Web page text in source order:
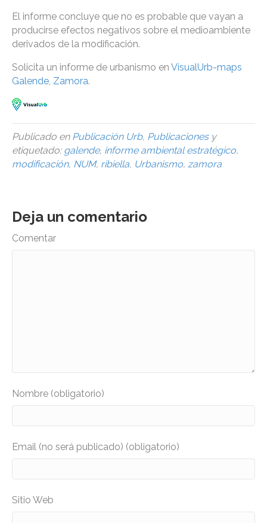
El informe concluye que no es probable que vayan a
producirse efectos negativos sobre el medioambiente
derivados de la modificación.
Solicita un informe de urbanismo en VisualUrb-maps
Galende, Zamora.
Publicado en Publicación Urb, Publicacionesy
etiquetado: galende, informe ambiental estratégico,
modificación, NUM, ribiella, Urbanismo, zamora
Deja un comentario
Comentar
Nombre (obligatorio)
Email (no será publicado) (obligatorio)
Sitio Web